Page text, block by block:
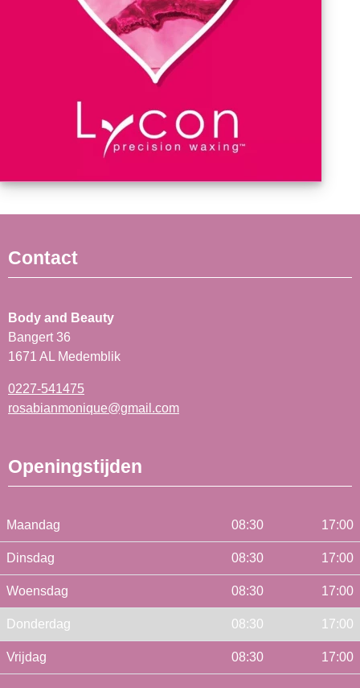
Contact
Body and Beauty
Bangert 36
1671 AL Medemblik
0227-541475
rosabianmonique@gmail.com
Openingstijden
Maandag 08:30 17:00
Dinsdag 08:30 17:00
Woensdag 08:30 17:00
Donderdag 08:30 17:00
Vrijdag 08:30 17:00